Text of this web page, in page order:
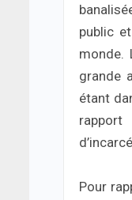
public
monde.
grande
étant
rapport
Pour